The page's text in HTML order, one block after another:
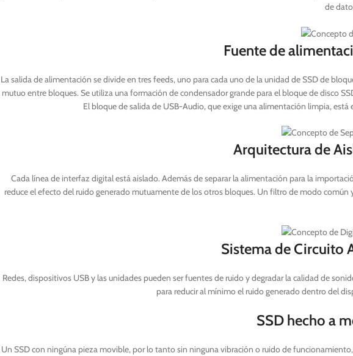
de
Fuente de
La salida de alimentación se divide en tres feeds, uno para cada uno de la unidad de SSD de
mutuo entre bloques. Se utiliza una formación de condensador grande para el bloque de disco
El bloque de salida de USB-Audio, que exige una alimentación limpia,
Arquitectura de
Cada línea de interfaz digital está aislado. Además de separar la alimentación para la
reduce el efecto del ruido generado mutuamente de los otros bloques. Un filtro de modo
Sistema de Circuito
Redes, dispositivos USB y las unidades pueden ser fuentes de ruido y degradar la calidad de
para reducir al mínimo el ruido generado dentro del
SSD hecho a
Un SSD con ningúna pieza movible, por lo tanto sin ninguna vibración o ruido de